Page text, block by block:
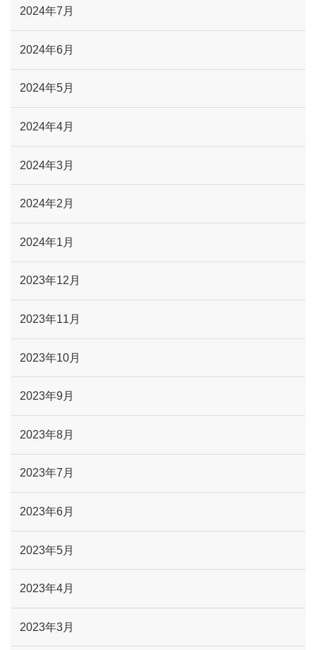
2024年7月
2024年6月
2024年5月
2024年4月
2024年3月
2024年2月
2024年1月
2023年12月
2023年11月
2023年10月
2023年9月
2023年8月
2023年7月
2023年6月
2023年5月
2023年4月
2023年3月